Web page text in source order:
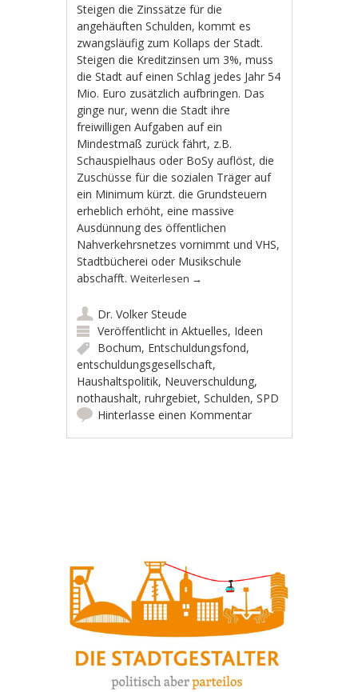
Steigen die Zinssätze für die
angehäuften Schulden, kommt es
zwangsläufig zum Kollaps der Stadt.
Steigen die Kreditzinsen um 3%, muss
die Stadt auf einen Schlag jedes Jahr 54
Mio. Euro zusätzlich aufbringen. Das
ginge nur, wenn die Stadt ihre
freiwilligen Aufgaben auf ein
Mindestmaß zurück fährt, z.B.
Schauspielhaus oder BoSy auflöst, die
Zuschüsse für die sozialen Träger auf
ein Minimum kürzt. die Grundsteuern
erheblich erhöht, eine massive
Ausdünnung des öffentlichen
Nahverkehrsnetzes vornimmt und VHS,
Stadtbücherei oder Musikschule
abschafft.Weiterlesen →
Dr. Volker Steude
Veröffentlicht inAktuelles, Ideen
Bochum, Entschuldungsfond,
entschuldungsgesellschaft,
Haushaltspolitik, Neuverschuldung,
nothaushalt,ruhrgebiet,Schulden,SPD
Hinterlasse einen Kommentar